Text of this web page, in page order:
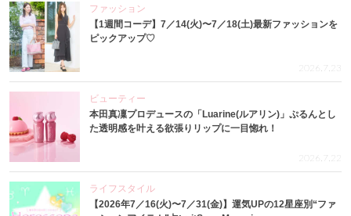
ファッション
【1週間コーデ】7／14(火)〜7／18(土)最新ファッションを
ピックアップ♡
2026.7.23
ビューティー
本田真凜プロデュースの「Luarine(ルアリン)」ぷるんとし
た透明感を叶える欲張りリップに一目惚れ！
2026.7.22
ライフスタイル
【2026年7／16(火)〜7／31(金)】運気UPの12星座別“ファ